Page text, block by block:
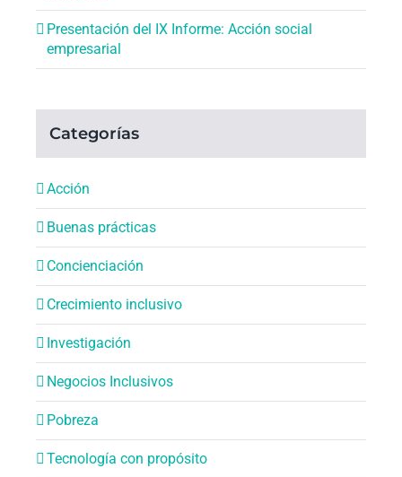
Presentación del IX Informe: Acción social
empresarial
Categorías
Acción
Buenas prácticas
Concienciación
Crecimiento inclusivo
Investigación
Negocios Inclusivos
Pobreza
Tecnología con propósito